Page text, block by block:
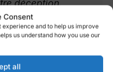
Consent
and to help us improve
us understand how you use our
all
déception.
cela ne se
avons
assure des